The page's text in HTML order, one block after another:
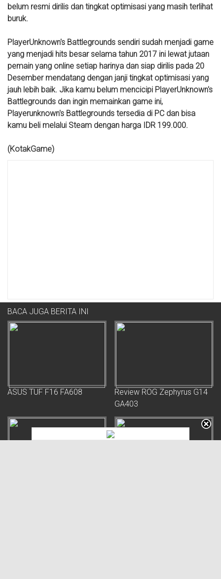
belum resmi dirilis dan tingkat optimisasi yang masih terlihat
buruk.
PlayerUnknown's Battlegrounds sendiri sudah menjadi game
yang menjadi hits besar selama tahun 2017 ini lewat jutaan
pemain yang online setiap harinya dan siap dirilis pada 20
Desember mendatang dengan janji tingkat optimisasi yang
jauh lebih baik. Jika kamu belum mencicipi PlayerUnknown's
Battlegrounds dan ingin memainkan game ini,
Playerunknown's Battlegrounds tersedia di PC dan bisa
kamu beli melalui Steam dengan harga IDR 199.000.
(KotakGame)
BACA JUGA BERITA INI
ASUS TUF F16 FA608
Review ROG Zephyrus G14
GA403